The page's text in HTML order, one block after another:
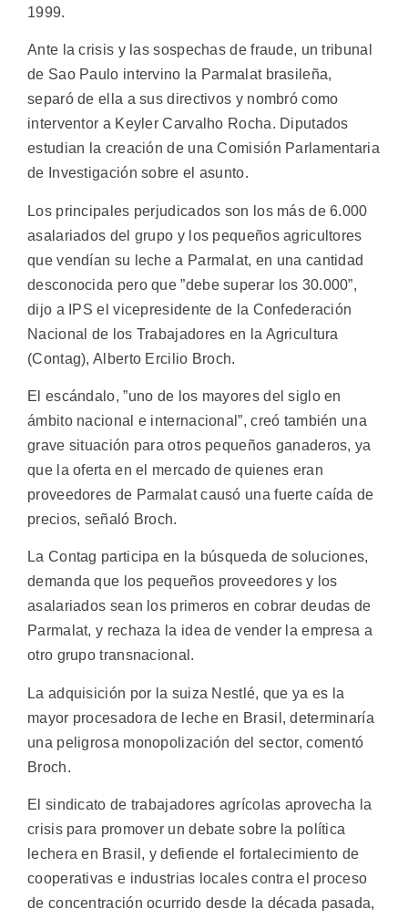
1999.
Ante la crisis y las sospechas de fraude, un tribunal
de Sao Paulo intervino la Parmalat brasileña,
separó de ella a sus directivos y nombró como
interventor a Keyler Carvalho Rocha. Diputados
estudian la creación de una Comisión Parlamentaria
de Investigación sobre el asunto.
Los principales perjudicados son los más de 6.000
asalariados del grupo y los pequeños agricultores
que vendían su leche a Parmalat, en una cantidad
desconocida pero que ”debe superar los 30.000”,
dijo a IPS el vicepresidente de la Confederación
Nacional de los Trabajadores en la Agricultura
(Contag), Alberto Ercilio Broch.
El escándalo, ”uno de los mayores del siglo en
ámbito nacional e internacional”, creó también una
grave situación para otros pequeños ganaderos, ya
que la oferta en el mercado de quienes eran
proveedores de Parmalat causó una fuerte caída de
precios, señaló Broch.
La Contag participa en la búsqueda de soluciones,
demanda que los pequeños proveedores y los
asalariados sean los primeros en cobrar deudas de
Parmalat, y rechaza la idea de vender la empresa a
otro grupo transnacional.
La adquisición por la suiza Nestlé, que ya es la
mayor procesadora de leche en Brasil, determinaría
una peligrosa monopolización del sector, comentó
Broch.
El sindicato de trabajadores agrícolas aprovecha la
crisis para promover un debate sobre la política
lechera en Brasil, y defiende el fortalecimiento de
cooperativas e industrias locales contra el proceso
de concentración ocurrido desde la década pasada,